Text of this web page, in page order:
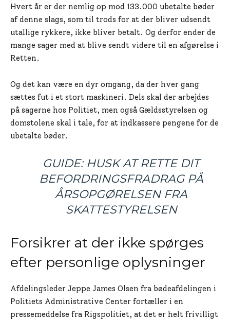
Hvert år er der nemlig op mod 133.000 ubetalte bøder
af denne slags, som til trods for at der bliver udsendt
utallige rykkere, ikke bliver betalt. Og derfor ender de
mange sager med at blive sendt videre til en afgørelse i
Retten.
Og det kan være en dyr omgang, da der hver gang
sættes fut i et stort maskineri. Dels skal der arbejdes
på sagerne hos Politiet, men også Gældsstyrelsen og
domstolene skal i tale, for at indkassere pengene for de
ubetalte bøder.
GUIDE: HUSK AT RETTE DIT
BEFORDRINGSFRADRAG PÅ
ÅRSOPGØRELSEN FRA
SKATTESTYRELSEN
Forsikrer at der ikke spørges
efter personlige oplysninger
Afdelingsleder Jeppe James Olsen fra bødeafdelingen i
Politiets Administrative Center fortæller i en
pressemeddelse fra Rigspolitiet, at det er helt frivilligt